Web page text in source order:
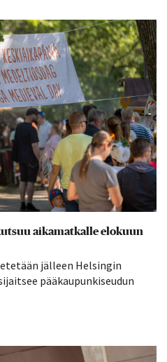
aikamatkalle elokuun
jälleen Helsingin
pääkaupunkiseudun